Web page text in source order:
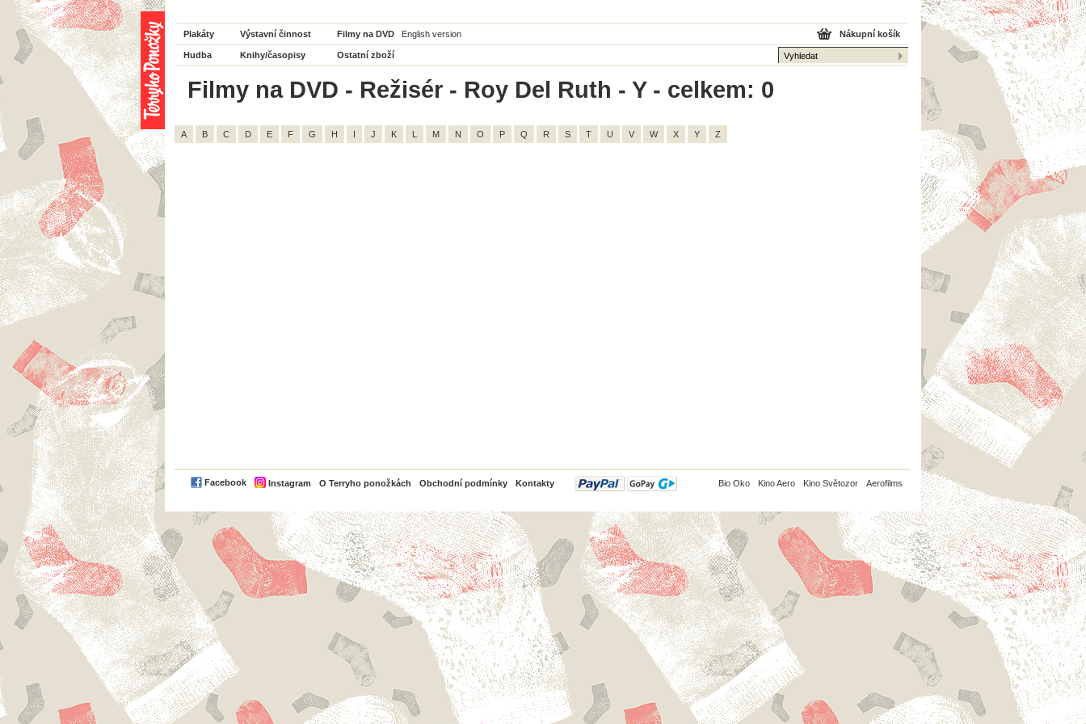
Plakáty Výstavní činnost Filmy na DVD English version
Hudba Knihy/časopisy Ostatní zboží
Nákupní košík
Filmy na DVD - Režisér - Roy Del Ruth - Y - celkem: 0
A B C D E F G H I J K L M N O P Q R S T U V W X Y Z
Facebook Instagram O Terryho ponožkách Obchodní podmínky Kontakty
PayPal Bio Oko Kino Aero Kino Světozor Aerofilms